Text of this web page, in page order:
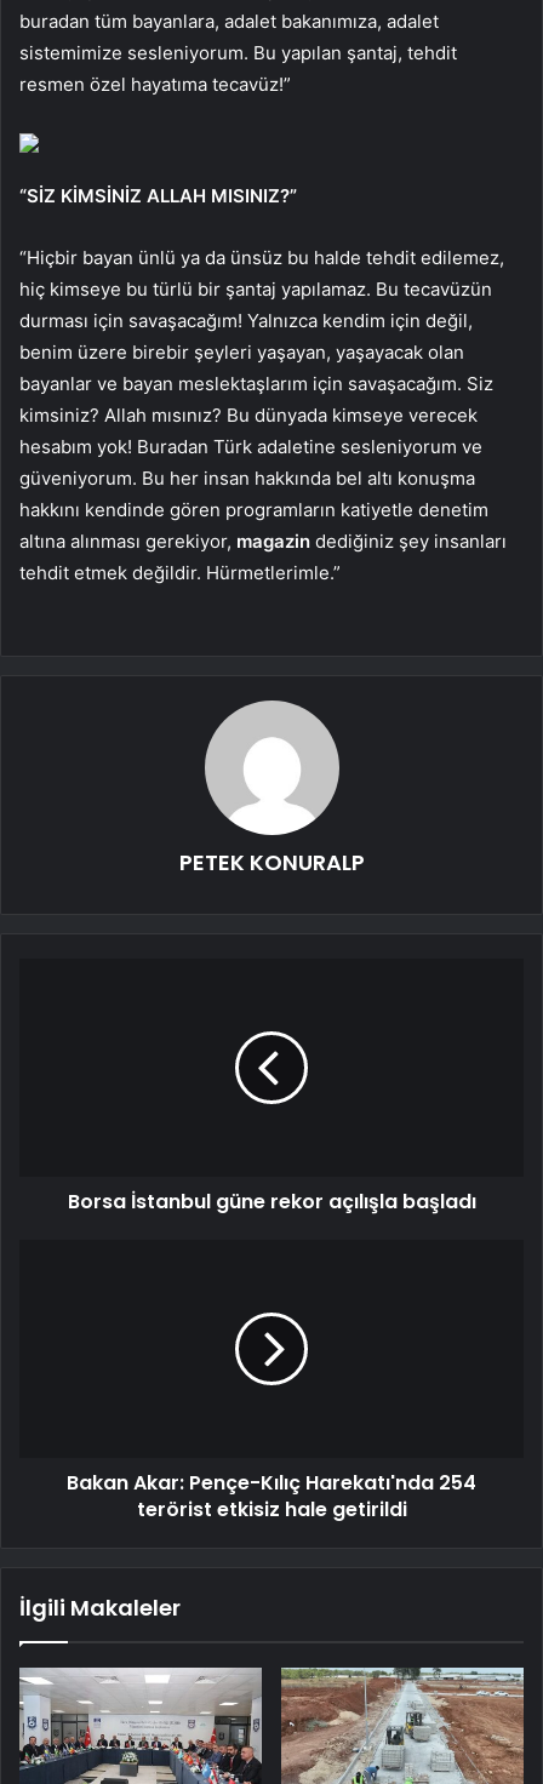
buradan tüm bayanlara, adalet bakanımıza, adalet
sistemimize sesleniyorum. Bu yapılan şantaj, tehdit
resmen özel hayatıma tecavüz!”
“SİZ KİMSİNİZ ALLAH MISINIZ?”
“Hiçbir bayan ünlü ya da ünsüz bu halde tehdit edilemez,
hiç kimseye bu türlü bir şantaj yapılamaz. Bu tecavüzün
durması için savaşacağım! Yalnızca kendim için değil,
benim üzere birebir şeyleri yaşayan, yaşayacak olan
bayanlar ve bayan meslektaşlarım için savaşacağım. Siz
kimsiniz? Allah mısınız? Bu dünyada kimseye verecek
hesabım yok! Buradan Türk adaletine sesleniyorum ve
güveniyorum. Bu her insan hakkında bel altı konuşma
hakkını kendinde gören programların katiyetle denetim
altına alınması gerekiyor, magazin dediğiniz şey insanları
tehdit etmek değildir. Hürmetlerimle.”
PETEK KONURALP
Borsa İstanbul güne rekor açılışla başladı
Bakan Akar: Pençe-Kılıç Harekatı'nda 254
terörist etkisiz hale getirildi
İlgili Makaleler